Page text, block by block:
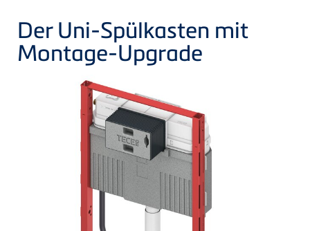
Der Uni-Spülkasten mit
Montage-Upgrade